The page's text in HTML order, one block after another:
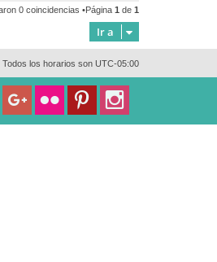
0 coincidencias •Página 1 de 1
Ir a
Todos los horarios son UTC-05:00